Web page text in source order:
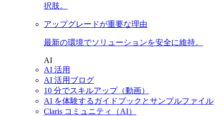
択肢。
アップグレードが重要な理由
最新の環境でソリューションを安全に維持。
AI
AI 活用
AI 活用ブログ
10 分でスキルアップ（動画）
AI を体験するガイドブックとサンプルファイル
Claris コミュニティ（AI）